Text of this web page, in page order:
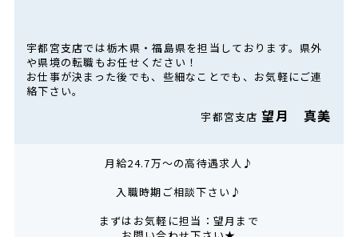
宇都宮支店では栃木県・福島県を担当しております。県外
や県境の転職もお任せください！
お仕事が決まった後でも、些細なことでも、お気軽にご連
絡下さい。
宇都宮支店望月 真美
月給24.7万～の高待遇求人♪
入職時期ご相談下さい♪
まずはお気軽に担当：望月まで